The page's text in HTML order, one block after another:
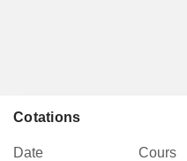
Cotations
Date Cours